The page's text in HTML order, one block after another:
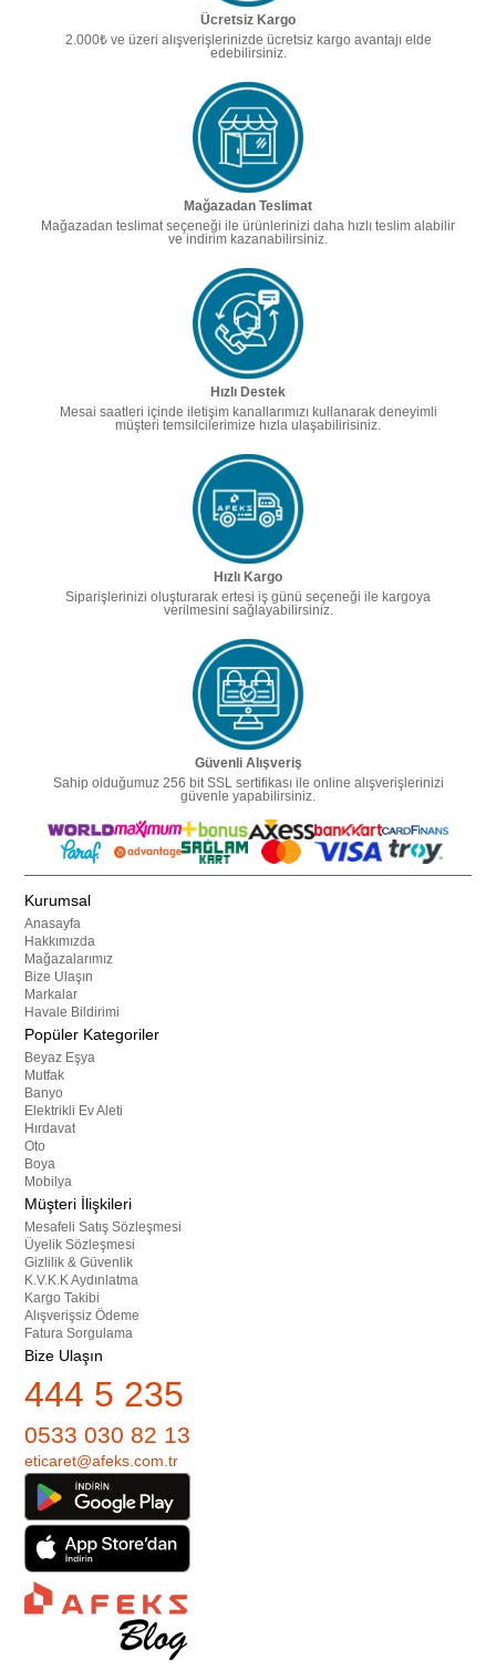
Ücretsiz Kargo
2.000₺ ve üzeri alışverişlerinizde ücretsiz kargo avantajı elde
edebilirsiniz.
Mağazadan Teslimat
Mağazadan teslimat seçeneği ile ürünlerinizi daha hızlı teslim alabilir
ve indirim kazanabilirsiniz.
Hızlı Destek
Mesai saatleri içinde iletişim kanallarımızı kullanarak deneyimli
müşteri temsilcilerimize hızla ulaşabilirisiniz.
Hızlı Kargo
Siparişlerinizi oluşturarak ertesi iş günü seçeneği ile kargoya
verilmesini sağlayabilirsiniz.
Güvenli Alışveriş
Sahip olduğumuz 256 bit SSL sertifikası ile online alışverişlerinizi
güvenle yapabilirsiniz.
Kurumsal
Anasayfa
Hakkımızda
Mağazalarımız
Bize Ulaşın
Markalar
Havale Bildirimi
Popüler Kategoriler
Beyaz Eşya
Mutfak
Banyo
Elektrikli Ev Aleti
Hırdavat
Oto
Boya
Mobilya
Müşteri İlişkileri
Mesafeli Satış Sözleşmesi
Üyelik Sözleşmesi
Gizlilik & Güvenlik
K.V.K.K Aydınlatma
Kargo Takibi
Alışverişsiz Ödeme
Fatura Sorgulama
Bize Ulaşın
444 5 235
0533 030 82 13
eticaret@afeks.com.tr